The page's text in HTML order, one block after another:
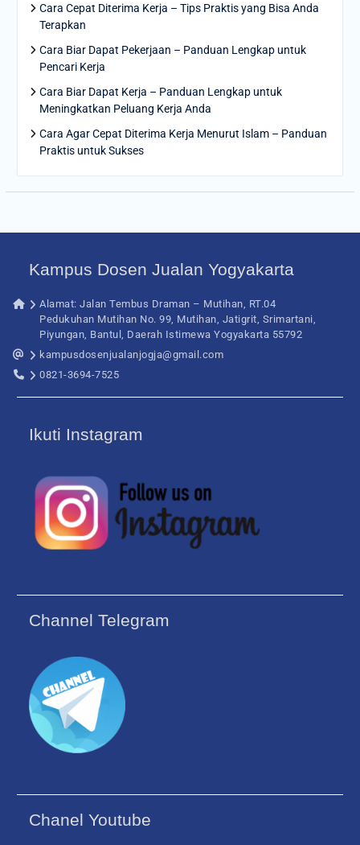
Cara Cepat Diterima Kerja – Tips Praktis yang Bisa Anda
Terapkan
Cara Biar Dapat Pekerjaan – Panduan Lengkap untuk
Pencari Kerja
Cara Biar Dapat Kerja – Panduan Lengkap untuk
Meningkatkan Peluang Kerja Anda
Cara Agar Cepat Diterima Kerja Menurut Islam – Panduan
Praktis untuk Sukses
Kampus Dosen Jualan Yogyakarta
Alamat: Jalan Tembus Draman – Mutihan, RT.04
Pedukuhan Mutihan No. 99, Mutihan, Jatigrit, Srimartani,
Piyungan, Bantul, Daerah Istimewa Yogyakarta 55792
kampusdosenjualanjogja@gmail.com
0821-3694-7525
Ikuti Instagram
Channel Telegram
Chanel Youtube